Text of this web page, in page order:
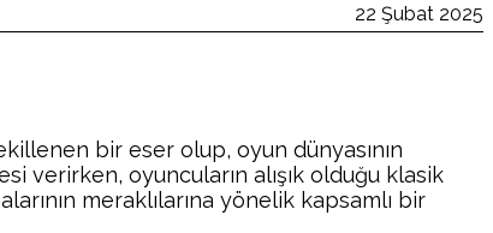
22 Şubat 2025
bir eser olup, oyun dünyasının
verirken, oyuncuların alışık olduğu klasik
meraklılarına yönelik kapsamlı bir